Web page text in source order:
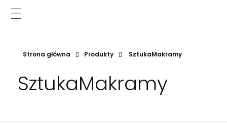
Strona główna Produkty SztukaMakramy
SztukaMakramy